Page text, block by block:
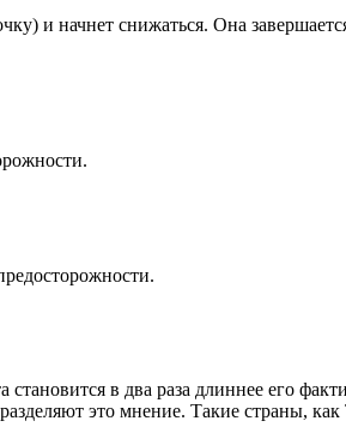
и начнет снижаться. Она
в два раза длиннее его
это мнение. Такие страны, как